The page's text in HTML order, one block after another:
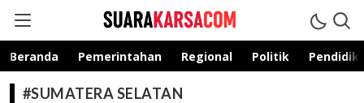
suarakarsa.com
Informasi terpercaya
Beranda Pemerintahan Regional Politik
#SUMATERA SELATAN